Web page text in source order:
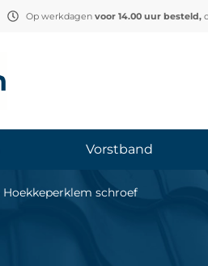
Op werkdagen voor 14.00 uur besteld,
Vorstband
Hoekkeperklem schroef